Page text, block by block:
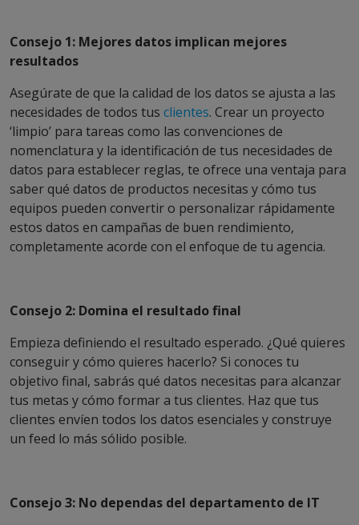
Consejo 1: Mejores datos implican mejores
resultados
Asegúrate de que la calidad de los datos se ajusta a las
necesidades de todos tus clientes. Crear un proyecto
‘limpio’ para tareas como las convenciones de
nomenclatura y la identificación de tus necesidades de
datos para establecer reglas, te ofrece una ventaja para
saber qué datos de productos necesitas y cómo tus
equipos pueden convertir o personalizar rápidamente
estos datos en campañas de buen rendimiento,
completamente acorde con el enfoque de tu agencia.
Consejo 2: Domina el resultado final
Empieza definiendo el resultado esperado. ¿Qué quieres
conseguir y cómo quieres hacerlo? Si conoces tu
objetivo final, sabrás qué datos necesitas para alcanzar
tus metas y cómo formar a tus clientes. Haz que tus
clientes envíen todos los datos esenciales y construye
un feed lo más sólido posible.
Consejo 3: No dependas del departamento de IT